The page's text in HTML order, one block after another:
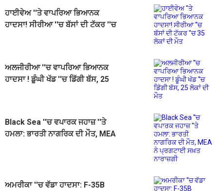
ਹਾਈਵੇਅ ''ਤੇ ਵਾਪਰਿਆ ਭਿਆਨਕ
ਹਾਦਸਾ! ਸੀਰੀਆ ''ਚ ਬੱਸਾਂ ਦੀ ਟੱਕਰ ''ਚ
ਅਲਜੀਰੀਆ ''ਚ ਵਾਪਰਿਆ ਭਿਆਨਕ
ਹਾਦਸਾ ! ਡੂੰਘੀ ਖੱਡ ''ਚ ਡਿੱਗੀ ਬੱਸ, 25
Black Sea ''ਚ ਵਪਾਰਕ ਜਹਾਜ਼ ''ਤੇ
ਹਮਲਾ: ਭਾਰਤੀ ਨਾਗਰਿਕ ਦੀ ਮੌਤ, MEA
ਅਮਰੀਕਾ ''ਚ ਵੱਡਾ ਹਾਦਸਾ: F-35B